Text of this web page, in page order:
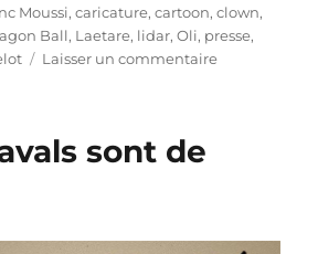
Moussi,caricature,cartoon,clown,
Ball, Laetare, lidar,Oli, presse,
Laisser un commentairesur
sont de